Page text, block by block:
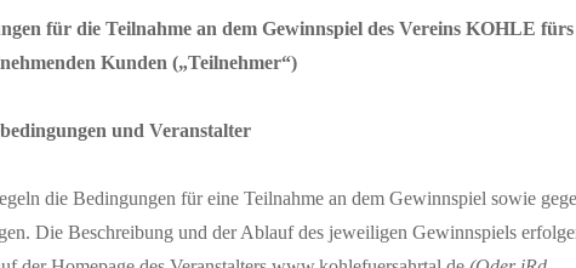
für die Teilnahme an dem Gewinnspiel des Vereins KOHLE
Kunden („Teilnehmer“)
und Veranstalter
die Bedingungen für eine Teilnahme an dem Gewinnspiel sowie
Die Beschreibung und der Ablauf des jeweiligen Gewinnspiels